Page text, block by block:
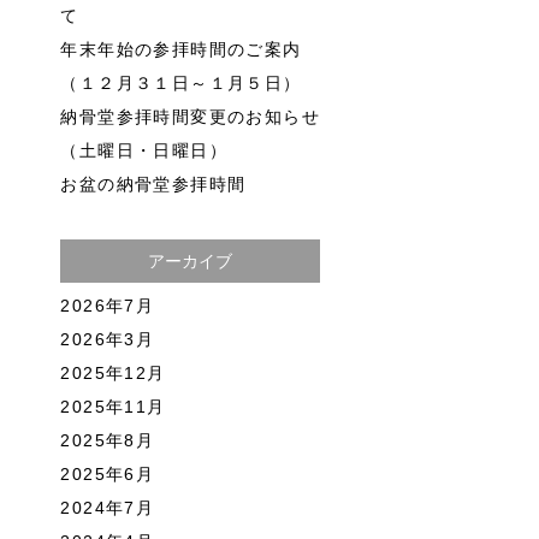
て
年末年始の参拝時間のご案内
（１２月３１日～１月５日）
納骨堂参拝時間変更のお知らせ
（土曜日・日曜日）
お盆の納骨堂参拝時間
アーカイブ
2026年7月
2026年3月
2025年12月
2025年11月
2025年8月
2025年6月
2024年7月